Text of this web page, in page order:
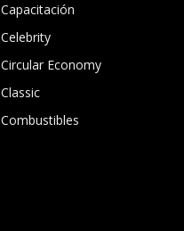
Capacitación
Celebrity
Circular Economy
Classic
Combustibles